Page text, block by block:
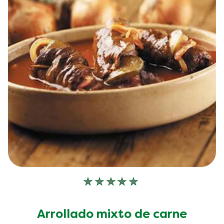
No
enviado
Arrollado mixto de carne